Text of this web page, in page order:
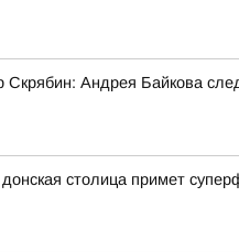
Скрябин: Андрея Байкова
столица примет